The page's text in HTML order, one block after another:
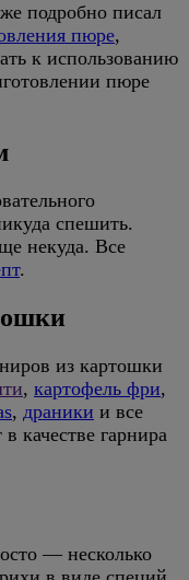
подробно писал
пюре,
к использованию
пюре
спешить.
некуда. Все
.
из картошки
, картофель фри,
, драники и все
качестве гарнира
— несколько